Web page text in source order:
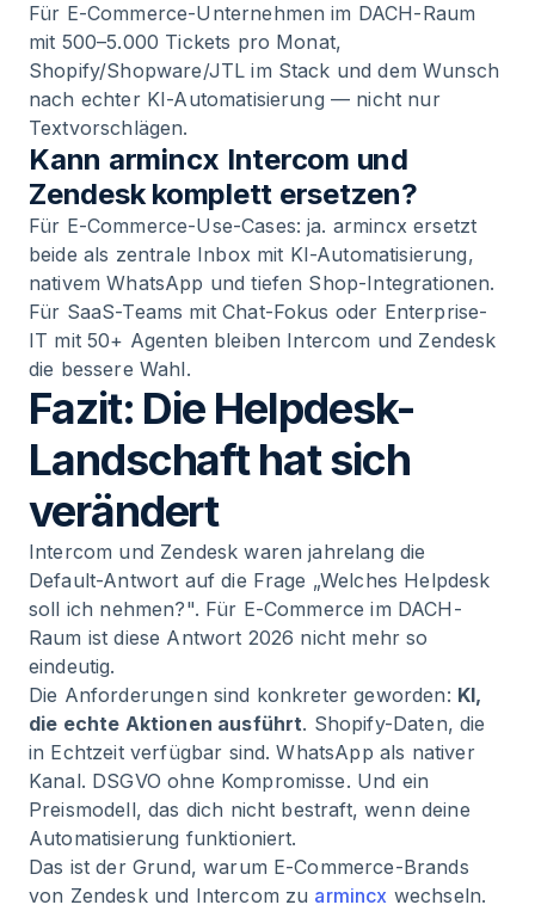
Für E-Commerce-Unternehmen im DACH-Raum
mit 500–5.000 Tickets pro Monat,
Shopify/Shopware/JTL im Stack und dem Wunsch
nach echter KI-Automatisierung — nicht nur
Textvorschlägen.
Kann armincx Intercom und
Zendesk komplett ersetzen?
Für E-Commerce-Use-Cases: ja. armincx ersetzt
beide als zentrale Inbox mit KI-Automatisierung,
nativem WhatsApp und tiefen Shop-Integrationen.
Für SaaS-Teams mit Chat-Fokus oder Enterprise-
IT mit 50+ Agenten bleiben Intercom und Zendesk
die bessere Wahl.
Fazit: Die Helpdesk-
Landschaft hat sich
verändert
Intercom und Zendesk waren jahrelang die
Default-Antwort auf die Frage „Welches Helpdesk
soll ich nehmen?". Für E-Commerce im DACH-
Raum ist diese Antwort 2026 nicht mehr so
eindeutig.
Die Anforderungen sind konkreter geworden: KI,
die echte Aktionen ausführt. Shopify-Daten, die
in Echtzeit verfügbar sind. WhatsApp als nativer
Kanal. DSGVO ohne Kompromisse. Und ein
Preismodell, das dich nicht bestraft, wenn deine
Automatisierung funktioniert.
Das ist der Grund, warum E-Commerce-Brands
von Zendesk und Intercom zu armincx wechseln.